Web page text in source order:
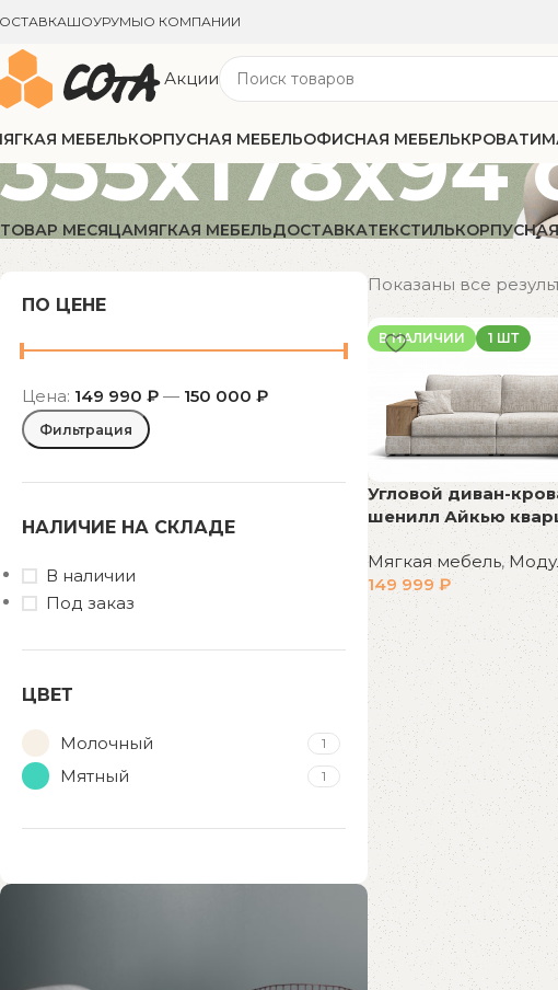
ШОУРУМЫО КОМПАНИИ
Акции
МЕБЕЛЬКОРПУСНАЯ МЕБЕЛЬОФИСНАЯ МЕБЕЛЬКРОВАТИ
355x178x94
ТОВАР МЕСЯЦАМЯГКАЯ МЕБЕЛЬДОСТАВКАТЕКСТИЛЬ
ПО ЦЕНЕ
Фильтрация
Цена: 149 990 ₽ — 150 000 ₽
НАЛИЧИЕ НА СКЛАДЕ
В наличии
Под заказ
ЦВЕТ
Молочный 1
Мятный 1
Показаны все
В НАЛИЧИИ 1 ШТ
Угловой диван-
шенилл Айкью
Мягкая мебель,
149 999 ₽
В корзину